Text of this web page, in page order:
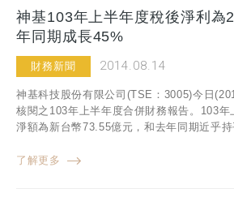
神基103年上半年度稅後淨利為
年同期成長45%
財務新聞 2014.08.14
神基科技股份有限公司(TSE：3005)今日
核閱之103年上半年度合併財務報告。103年
淨額為新台幣73.55億元，和去年同期近乎
了解更多